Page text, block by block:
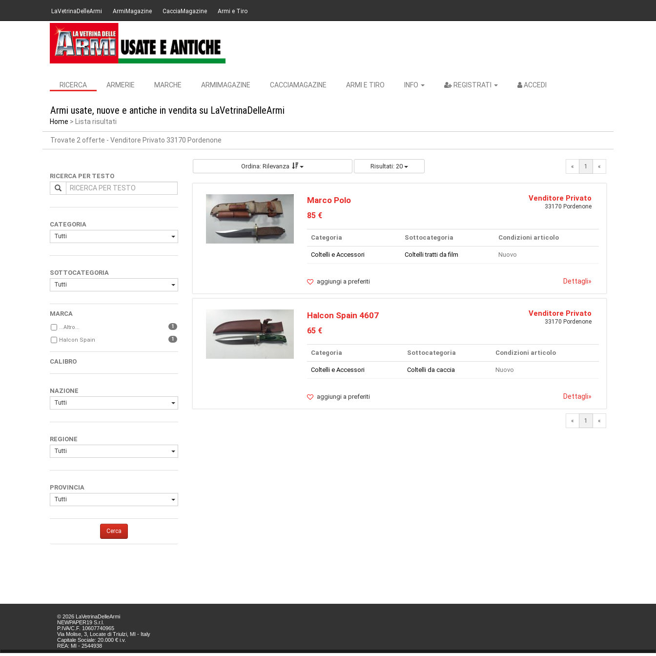
LaVetrinaDelleArmi ArmiMagazine CacciaMagazine Armi e Tiro
RICERCA ARMERIE MARCHE ARMIMAGAZINE CACCIAMAGAZINE ARMI E TIRO INFO REGISTRATI ACCEDI
Armi usate, nuove e antiche in vendita su LaVetrinaDelleArmi
Home Lista risultati
Trovate 2 offerte - Venditore Privato 33170 Pordenone
RICERCA PER TESTO
CATEGORIA
Tutti
SOTTOCATEGORIA
Tutti
MARCA
...Altro... 1
Halcon Spain 1
CALIBRO
NAZIONE
Tutti
REGIONE
Tutti
PROVINCIA
Tutti
Cerca
Ordina: Rilevanza Risultati: 20 « 1 «
Marco Polo
85 €
Venditore Privato
33170 Pordenone
Categoria Sottocategoria Condizioni articolo
Coltelli e Accessori Coltelli tratti da film Nuovo
aggiungi a preferiti Dettagli»
Halcon Spain 4607
65 €
Venditore Privato
33170 Pordenone
Categoria Sottocategoria Condizioni articolo
Coltelli e Accessori Coltelli da caccia Nuovo
aggiungi a preferiti Dettagli»
« 1 «
© 2026 LaVetrinaDelleArmi
NEWPAPER19 S.r.l.
P.IVA/C.F. 10607740965
Via Molise, 3, Locate di Triulzi, MI - Italy
Capitale Sociale: 20.000 € i.v.
REA: MI - 2544938